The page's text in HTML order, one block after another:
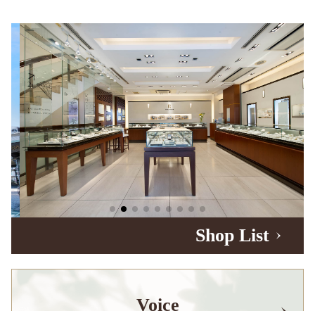
Shop List
Voice